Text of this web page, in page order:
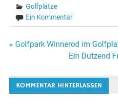
Golfplätze
Ein Kommentar
« Golfpark Winnerod im
Ein Dutzend
KOMMENTAR HINTERLASSEN